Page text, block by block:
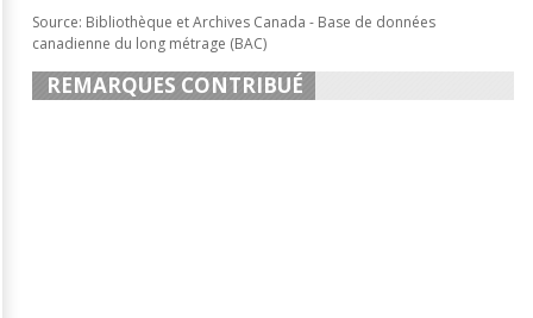
Source: Bibliothèque et Archives Canada - Base de données
canadienne du long métrage (BAC)
REMARQUES CONTRIBUÉ